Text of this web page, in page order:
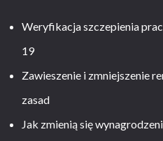
Weryfikacja szczepienia
19
Zawieszenie i zmniejszenie
zasad
Jak zmienią się